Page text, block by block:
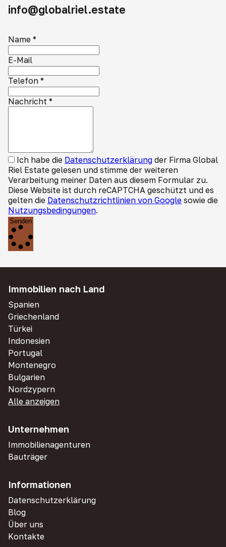
info@globalriel.estate
Name *
E-Mail
Telefon *
Nachricht *
Ich habe die Datenschutzerklärung der Firma Global
Riel Estate gelesen und stimme der weiteren
Verarbeitung meiner Daten aus diesem Formular zu.
Diese Website ist durch reCAPTCHA geschützt und es
gelten die Datenschutzrichtlinien von Google sowie die
Nutzungsbedingungen.
Senden
Immobilien nach Land
Spanien
Griechenland
Türkei
Indonesien
Portugal
Montenegro
Bulgarien
Nordzypern
Alle anzeigen
Unternehmen
Immobilienagenturen
Bauträger
Informationen
Datenschutzerklärung
Blog
Über uns
Kontakte